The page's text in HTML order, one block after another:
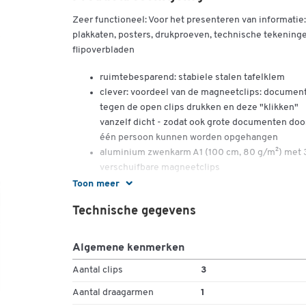
Toon meer
Zeer functioneel: Voor het presenteren van informatie:
plakkaten, posters, drukproeven, technische
flipoverbladen
ruimtebesparend: stabiele stalen tafelklem
clever: voordeel van de magneetclips:
tegen de open clips drukken en deze "klikken"
vanzelf dicht - zodat ook grote documenten
één persoon kunnen worden opgehangen
aluminium zwenkarm A1 (100 cm, 80 g/m²) met
verschuifbare magneetclips
uit te breiden tot totaal 4 armen (apart te
opgehangen
bijvoorbeeld stoffen of folie tot ca. 100 g/m²,
afhankelijk van oppervlaktestructuur en dikte
uitgekiend: zwenkarm waterpas instelbaar met
geïntegreerde rem om hoogte naar wens in te
Technische gegevens
Algemene kenmerken
Aantal clips 3
Aantal draagarmen 1